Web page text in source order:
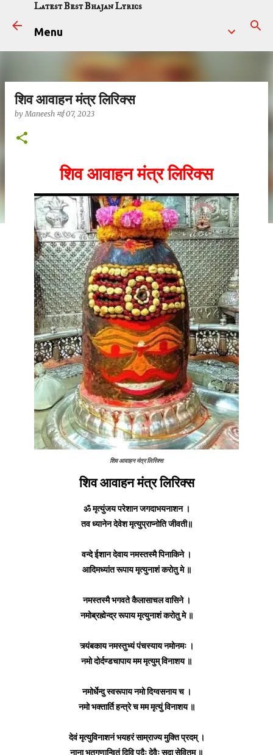
सीधे मुख्य सामग्री पर जाएं
Latest Best Bhajan Lyrics
Menu
शिव आवाहन मंत्र लिरिक्स
byManeesh मई 07, 2023
शिव आवाहन मंत्र लिरिक्स
शिव आवाहन मंत्र लिरिक्स
शिव आवाहन मंत्र लिरिक्स
ॐ मृत्युंजय परेशान जगदाभयनाशन ।
तव ध्यानेन देवेश मृत्युप्राप्नोति जीवती॥
वन्दे ईशान देवाय नमस्तस्मै पिनाकिने ।
आदिमध्यांत रूपाय मृत्युनाशं करोतु मे ॥
नमस्तस्मै भगवते कैलासाचल वासिने ।
नमोब्रह्मेन्द्र रूपाय मृत्युनाशं करोतु मे ॥
त्र्यंबकाय नमस्तुभ्यं पंचस्याय नमोनमः ।
नमो दोर्दण्डचापाय मम मृत्युम् विनाशय ॥
नमोर्धेन्दु स्वरूपाय नमो दिग्वसनाय च ।
नमो भक्तार्ति हन्त्रे च मम मृत्युं विनाशय ॥
देवं मृत्युविनाशनं भयहरं साम्राज्य मुक्ति प्रदम् ।
नाना भूतगणान्वितं दिवि पदैः देवैः सदा सेवितम् ॥